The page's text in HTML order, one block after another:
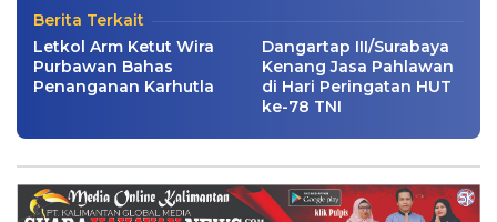
Berita Terkait
Letkol Arm Ketut Wira
Purbawan Bahas
Penanganan Karhutla
Dangartap III/Surabaya
Kenang Jasa Pahlawan
di Hari Peringatan HUT
ke-78 TNI